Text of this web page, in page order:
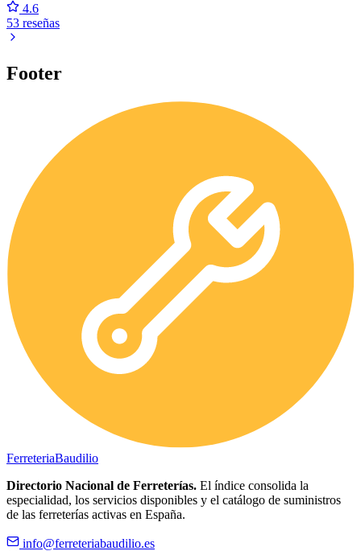
4.6
53 reseñas
Footer
FerreteriaBaudilio
Directorio Nacional de Ferreterías. El índice consolida la
especialidad, los servicios disponibles y el catálogo de suministros
de las ferreterías activas en España.
info@ferreteriabaudilio.es